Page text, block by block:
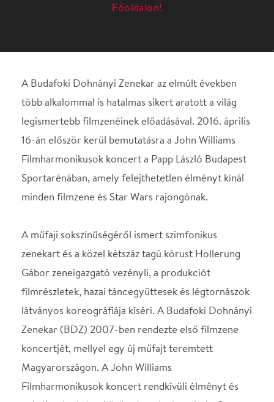
több alkalommal is hatalmas sikert aratott a világ
Filmharmonikusok koncert a Papp László Budapest
minden filmzene és Star Wars rajongónak.
A műfaji sokszínűségéről ismert szimfonikus
zenekart és a közel kétszáz tagú kórust Hollerung
filmrészletek, hazai táncegyüttesek és légtornászok
látványos koreográfiája kíséri. A Budafoki Dohnányi
Zenekar (BDZ) 2007-ben rendezte első filmzene
Magyarországon. AJohn Williams
Filmharmonikusok koncert rendkívüli élményt és
Wars filmzenék kapják a főszerepet. Sosem hallott
teljességben mutatják be a jól ismert és az eddig
itthon nem játszott számokat is. A Csillagok
háborúja filmzenéit idén negyedszerre jelölte díjra a
Filmakadémia, bár eddig csak egy szobrot kapott
1978-ban. Williams pályája során több mint száz film
zenéjét írta, munkásságát számos díjjal elismerték,
öt Oscar-, húsz Grammy-, négy Golden Globe- és